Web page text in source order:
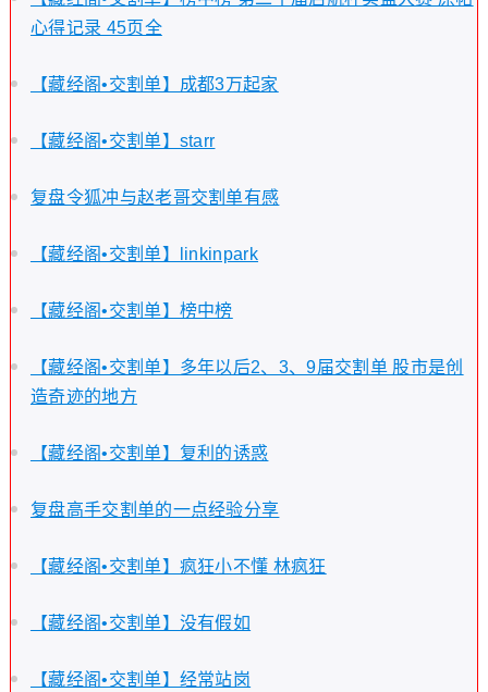
心得记录 45页全
【藏经阁•交割单】成都3万起家
【藏经阁•交割单】starr
复盘令狐冲与赵老哥交割单有感
【藏经阁•交割单】linkinpark
【藏经阁•交割单】榜中榜
【藏经阁•交割单】多年以后2、3、9届交割单 股市是创
造奇迹的地方
【藏经阁•交割单】复利的诱惑
复盘高手交割单的一点经验分享
【藏经阁•交割单】疯狂小不懂 林疯狂
【藏经阁•交割单】没有假如
【藏经阁•交割单】经常站岗